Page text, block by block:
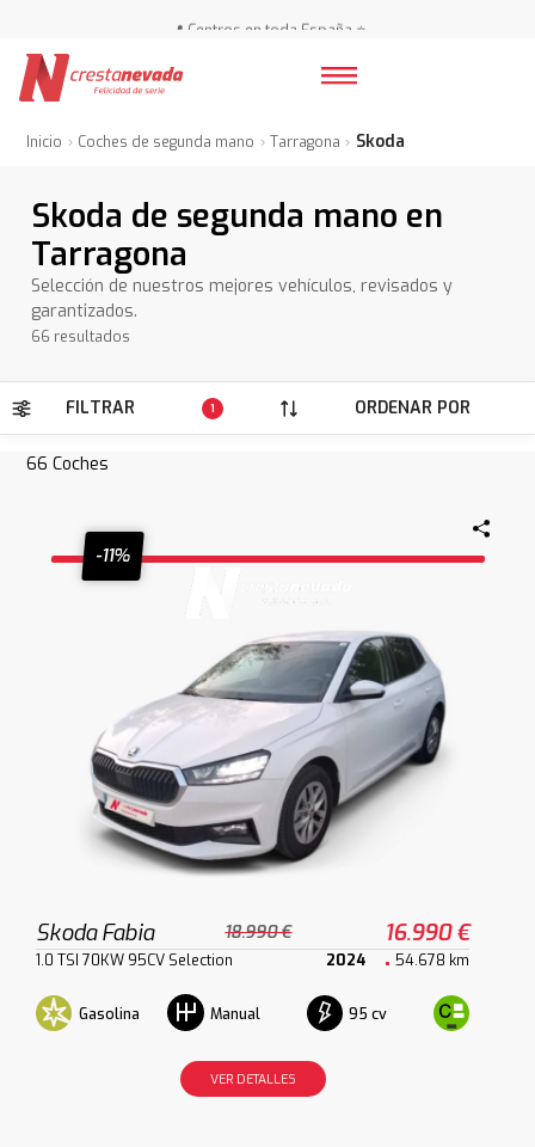
📍 Centros en toda España ⭐
Inicio Coches de segunda mano Tarragona Skoda
Skoda de segunda mano en
Tarragona
Selección de nuestros mejores vehículos, revisados y
garantizados.
66 resultados
FILTRAR 1 ORDENAR POR
66 Coches
-11%
Skoda Fabia 18.990 € 16.990 €
1.0 TSI 70KW 95CV Selection 2024 54.678 km
Gasolina Manual 95 cv
VER DETALLES